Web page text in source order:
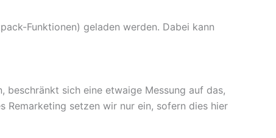
Funktionen) geladen werden. Dabei kann
beschränkt sich eine etwaige Messung auf das,
Remarketing setzen wir nur ein, sofern dies hier